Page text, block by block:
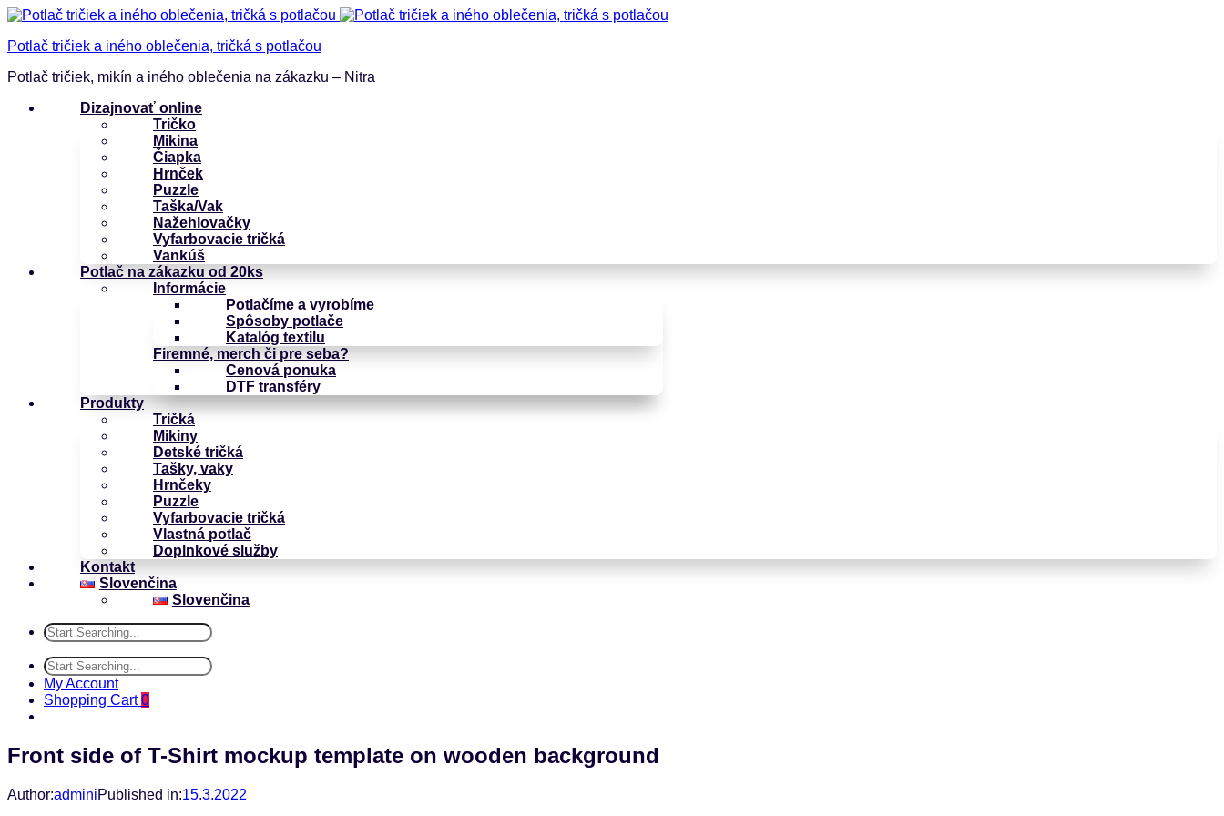
Potlač tričiek a iného oblečenia, tričká s potlačou
Potlač tričiek, mikín a iného oblečenia na zákazku – Nitra
Dizajnovať online
Tričko
Mikina
Čiapka
Hrnček
Puzzle
Taška/Vak
Nažehlovačky
Vyfarbovacie tričká
Vankúš
Potlač na zákazku od 20ks
Informácie
Potlačíme a vyrobíme
Spôsoby potlače
Katalóg textilu
Firemné, merch či pre seba?
Cenová ponuka
DTF transféry
Produkty
Tričká
Mikiny
Detské tričká
Tašky, vaky
Hrnčeky
Puzzle
Vyfarbovacie tričká
Vlastná potlač
Doplnkové služby
Kontakt
Slovenčina
Slovenčina
My Account
Shopping Cart 0
Front side of T-Shirt mockup template on wooden background
Author:adminiPublished in:15.3.2022